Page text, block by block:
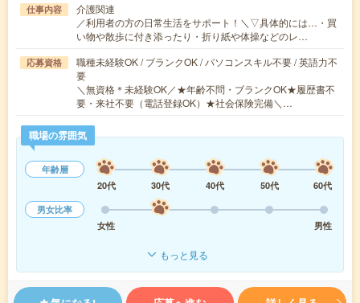
仕事内容
介護関連
／利用者の方の日常生活をサポート！＼▽具体的には…・買
い物や散歩に付き添ったり・折り紙や体操などのレ…
応募資格
職種未経験OK / ブランクOK / パソコンスキル不要 / 英語力不
要
＼無資格＊未経験OK／★年齢不問・ブランクOK★履歴書不
要・来社不要（電話登録OK）★社会保険完備＼…
職場の雰囲気
年齢層
20代
30代 40代 50代
60代
男女比率
女性
男性
もっと見る